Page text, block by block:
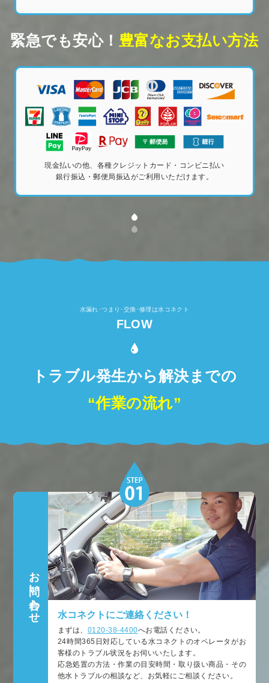
緊急でも安心！ 豊富なお支払い方法
現金払いの他、各種クレジットカード・コンビニ払い
銀行振込・郵便局振込がご利用いただけます。
水漏れ･つまり･交換･修理は水コネクト
FLOW
トラブル発生から解決までの
“作業の流れ”
お問い合わせ 水コネクトにご連絡ください！
まずは、 0120-38-4400へお電話ください。
24時間365日対応している水コネクトのオペレータがお
客様のトラブル状況をお伺いいたします。
応急処置の方法・作業の目安時間・取り扱い商品・その
他水トラブルの相談など、お気軽にご相談ください。